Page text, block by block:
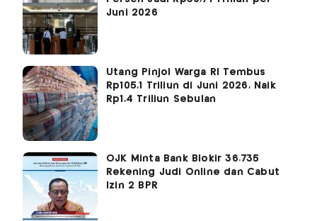
Juni 2026
Utang Pinjol Warga RI Tembus
Rp105,1 Triliun di Juni 2026, Naik
Rp1,4 Triliun Sebulan
OJK Minta Bank Blokir 36.735
Rekening Judi Online dan Cabut
Izin 2 BPR